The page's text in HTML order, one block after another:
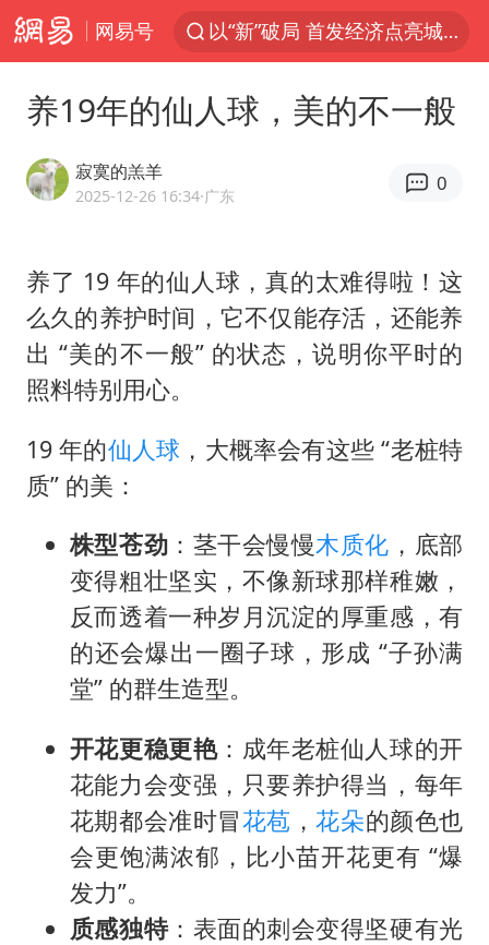
网易号
以“新”破局 首发经济点亮城市消费活力
佛得角门将亮相智利俱乐部主场
宇树科技发行价格150.80元/股
泰国一女公务员妆容引争议 本人回应
U17国足1分钟轰2球
宇树科技王兴兴身家有望超200亿元
台风白海豚影响中国已成定局
贵州轮胎子公司获美国退税8136万
吉林一“温度计大楼”读数爆表
多地要求领导干部带头休假
80后女柜员逆袭成4200亿银行副行长
奋进开新局 实干挑大梁
养19年的仙人球，美的不一般
寂寞的羔羊
2025-12-26 16:34·广东
0
养了 19 年的仙人球，真的太难得啦！这
么久的养护时间，它不仅能存活，还能养
出 “美的不一般” 的状态，说明你平时的
照料特别用心。
19 年的仙人球 ，大概率会有这些 “老桩特
质” 的美：
株型苍劲 ：茎干会慢慢木质化 ，底部
变得粗壮坚实，不像新球那样稚嫩，
反而透着一种岁月沉淀的厚重感，有
的还会爆出一圈子球，形成 “子孙满
堂” 的群生造型。
开花更稳更艳：成年老桩仙人球的开
花能力会变强，只要养护得当，每年
花期都会准时冒花苞 ，花朵的颜色也
会更饱满浓郁，比小苗开花更有 “爆
发力”。
质感独特：表面的刺会变得坚硬有光